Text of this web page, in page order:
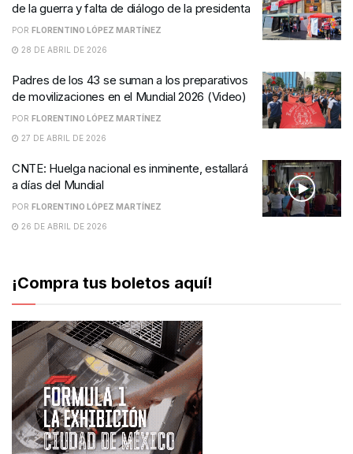
de la guerra y falta de diálogo de la presidenta
POR FLORENTINO LÓPEZ MARTÍNEZ
28 DE ABRIL DE 2026
Padres de los 43 se suman a los preparativos
de movilizaciones en el Mundial 2026 (Video)
POR FLORENTINO LÓPEZ MARTÍNEZ
27 DE ABRIL DE 2026
CNTE: Huelga nacional es inminente, estallará
a días del Mundial
POR FLORENTINO LÓPEZ MARTÍNEZ
26 DE ABRIL DE 2026
¡Compra tus boletos aquí!